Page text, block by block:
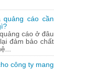
quảng cáo cần
cáo ở đâu
đảm bảo chất
công ty mang